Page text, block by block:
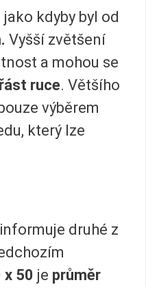
kdyby byl od
Vyšší zvětšení
a mohou se
ruce. Většího
výběrem
který lze
druhé z
x 50 je průměr